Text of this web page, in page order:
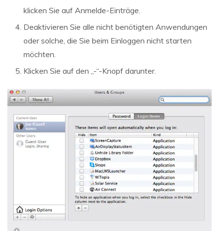
klicken Sie auf Anmelde-Einträge.
Deaktivieren Sie alle nicht benötigten Anwendungen
oder solche, die Sie beim Einloggen nicht starten
möchten.
Klicken Sie auf den „-“-Knopf darunter.